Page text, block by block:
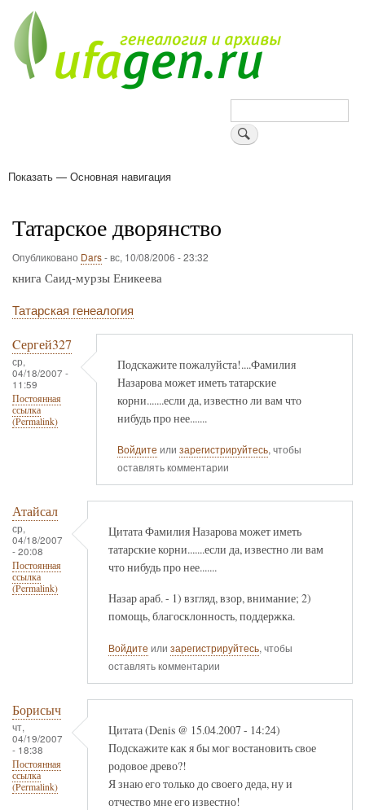
основному
содержанию
Поиск
Основная
Показать — Основная навигация
Татарское дворянство
Опубликовано Dars-вс, 10/08/2006 - 23:32
книга Саид-мурзы Еникеева
Татарская генеалогия
Cергей327
ср,
04/18/2007 -
11:59
Постоянная
ссылка
(Permalink)
Подскажите пожалуйста!....Фамилия
Назарова может иметь татарские
корни.......если да, известно ли вам что
нибудь про нее.......
Войдите или зарегистрируйтесь, чтобы
оставлять комментарии
Атайсал
ср,
04/18/2007
- 20:08
Постоянная
ссылка
(Permalink)
Цитата Фамилия Назарова может иметь
татарские корни.......если да, известно ли вам
что нибудь про нее.......
Назар араб. - 1) взгляд, взор, внимание; 2)
помощь, благосклонность, поддержка.
Войдите или зарегистрируйтесь, чтобы
оставлять комментарии
Борисыч
чт,
04/19/2007
- 18:38
Постоянная
ссылка
(Permalink)
Цитата (Denis @ 15.04.2007 - 14:24)
Подскажите как я бы мог востановить свое
родовое древо?!
Я знаю его только до своего деда, ну и
отчество мне его известно!